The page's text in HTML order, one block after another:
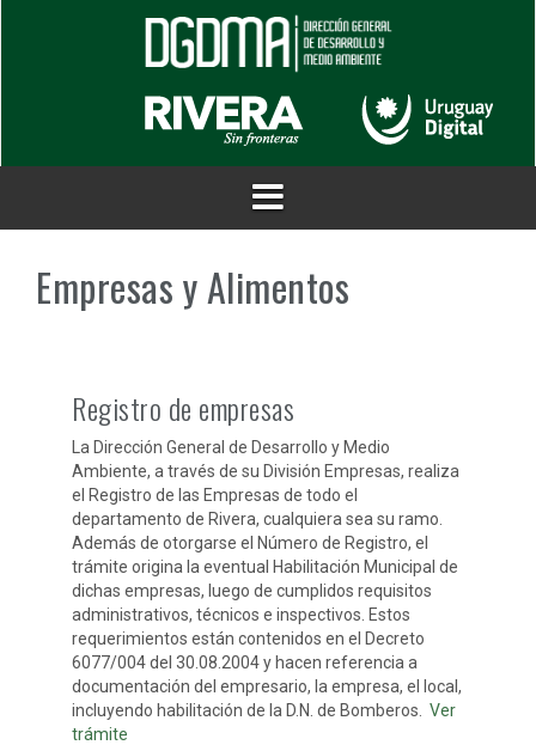
Empresas y Alimentos
Registro de empresas
La Dirección General de Desarrollo y Medio
Ambiente, a través de su División Empresas, realiza
el Registro de las Empresas de todo el
departamento de Rivera, cualquiera sea su ramo.
Además de otorgarse el Número de Registro, el
trámite origina la eventual Habilitación Municipal de
dichas empresas, luego de cumplidos requisitos
administrativos, técnicos e inspectivos. Estos
requerimientos están contenidos en el Decreto
6077/004 del 30.08.2004 y hacen referencia a
documentación del empresario, la empresa, el local,
incluyendo habilitación de la D.N. de Bomberos. Ver
trámite